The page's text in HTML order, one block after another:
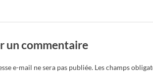
un commentaire
e-mail ne sera pas publiée. Les champs